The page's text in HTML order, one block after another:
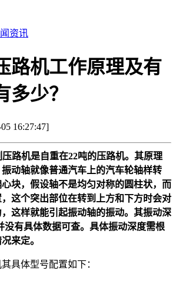
资讯
路机工作原理及有
多少？
16:27:47]
压路机是自重在22吨的压路机。其原理
动轴就像普通汽车上的汽车轮轴样转
块，假设轴不是均匀对称的圆柱状，而
这个突出部位在转到上方和下方时会对
这样就能引起振动轴的振动。其振动深
没有具体数据可查。具体振动深度需根
来定。
体型号配置如下：